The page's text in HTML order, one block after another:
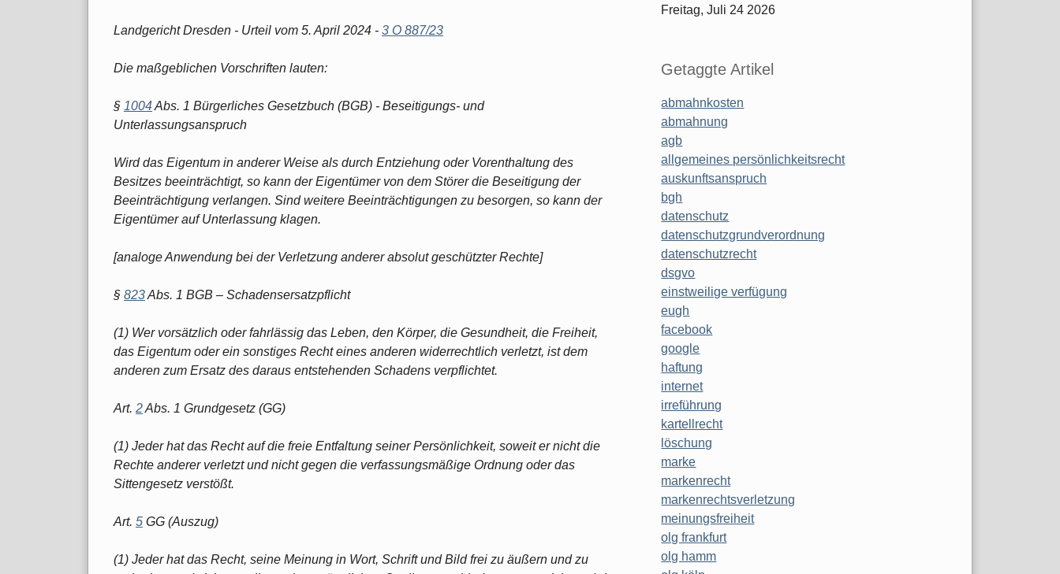
Landgericht Dresden - Urteil vom 5. April 2024 - 3 O 887/23
Die maßgeblichen Vorschriften lauten:
§ 1004Abs. 1 Bürgerliches Gesetzbuch (BGB) - Beseitigungs- und
Unterlassungsanspruch
Wird das Eigentum in anderer Weise als durch Entziehung oder Vorenthaltung des
Besitzes beeinträchtigt, so kann der Eigentümer von dem Störer die Beseitigung der
Beeinträchtigung verlangen. Sind weitere Beeinträchtigungen zu besorgen, so kann der
Eigentümer auf Unterlassung klagen.
[analoge Anwendung bei der Verletzung anderer absolut geschützter Rechte]
§ 823Abs. 1 BGB – Schadensersatzpflicht
(1) Wer vorsätzlich oder fahrlässig das Leben, den Körper, die Gesundheit, die Freiheit,
das Eigentum oder ein sonstiges Recht eines anderen widerrechtlich verletzt, ist dem
anderen zum Ersatz des daraus entstehenden Schadens verpflichtet.
Art. 2Abs. 1 Grundgesetz (GG)
(1) Jeder hat das Recht auf die freie Entfaltung seiner Persönlichkeit, soweit er nicht die
Rechte anderer verletzt und nicht gegen die verfassungsmäßige Ordnung oder das
Sittengesetz verstößt.
Art. 5 GG (Auszug)
(1) Jeder hat das Recht, seine Meinung in Wort, Schrift und Bild frei zu äußern und zu
Freitag, Juli 24 2026
Getaggte Artikel
abmahnkosten
abmahnung
agb
allgemeines persönlichkeitsrecht
auskunftsanspruch
bgh
datenschutz
datenschutzgrundverordnung
datenschutzrecht
dsgvo
einstweilige verfügung
eugh
facebook
google
haftung
internet
irreführung
kartellrecht
löschung
marke
markenrecht
markenrechtsverletzung
meinungsfreiheit
olg frankfurt
olg hamm